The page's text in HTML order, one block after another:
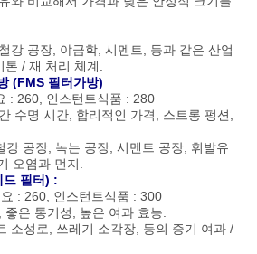
강 공장, 야금학, 시멘트, 등과 같은 산업
톤 / 재 처리 체계.
(FMS 필터가방)
: 260, 인스턴트식품 : 280
수명 시간, 합리적인 가격, 스트롱 펑션,
강 공장, 녹는 공장, 시멘트 공장, 휘발유
오염과 먼지.
드 필터) :
: 260, 인스턴트식품 : 300
은 통기성, 높은 여과 효능.
소성로, 쓰레기 소각장, 등의 증기 여과 /